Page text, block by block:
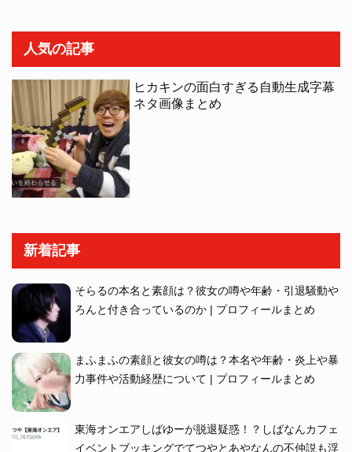
人気の記事
ヒカキンの面白すぎる自動生成字幕
ネタ画像まとめ
新着記事
そらるの本名と素顔は？彼女の噂や年齢・引退騒動や
ろんと付き合っているのか | プロフィールまとめ
まふまふの素顔と彼女の噂は？本名や年齢・炎上や暴
力事件や活動経歴について | プロフィールまとめ
東海オンエアしばゆーが脱退疑惑！？しばなんカフェ
イベントブッキングでてつやとあやなんの不仲説も浮